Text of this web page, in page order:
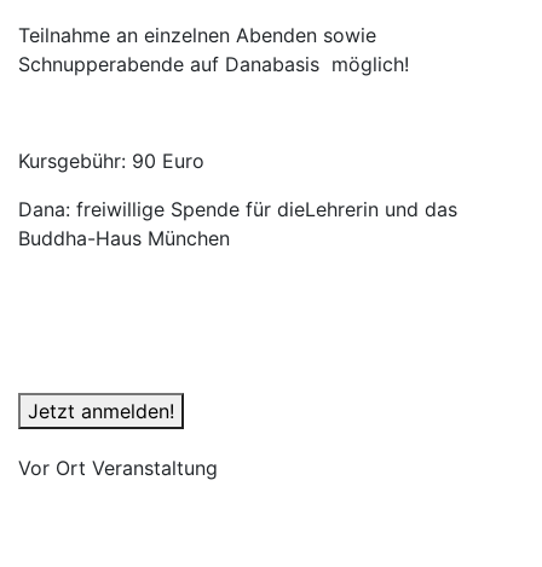
Teilnahme an einzelnen Abenden sowie
Schnupperabende auf Danabasis möglich!
Kursgebühr: 90 Euro
Dana: freiwillige Spende für dieLehrerin und das
Buddha-Haus München
Jetzt anmelden!
Vor Ort Veranstaltung